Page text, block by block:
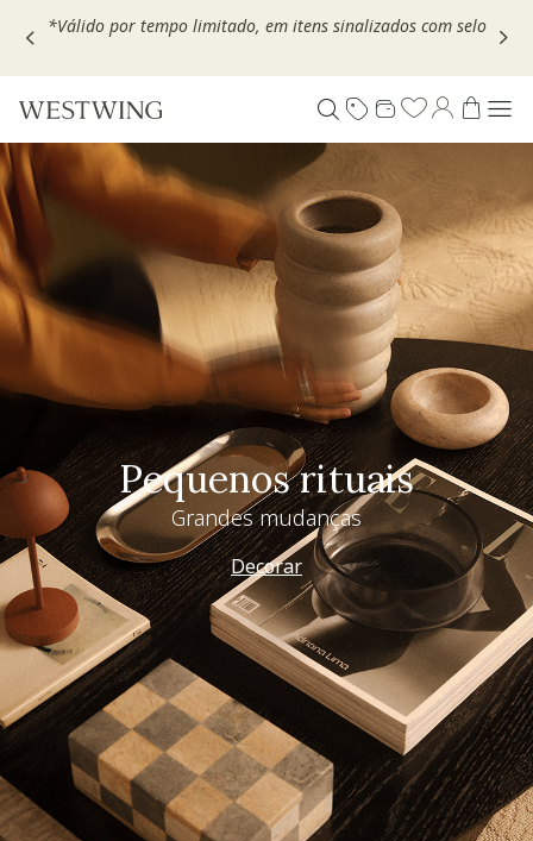
Escolha seu VOUCHER e ganhe até 30% OFF*: useMOVEL30,
Pequenos rituais
Grandes mudanças
Decorar